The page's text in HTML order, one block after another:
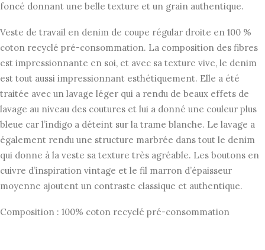
foncé donnant une belle texture et un grain authentique.
Veste de travail en denim de coupe régular droite en 100 %
coton recyclé pré-consommation. La composition des fibres
est impressionnante en soi, et avec sa texture vive, le denim
est tout aussi impressionnant esthétiquement. Elle a été
traitée avec un lavage léger qui a rendu de beaux effets de
lavage au niveau des coutures et lui a donné une couleur plus
bleue car l’indigo a déteint sur la trame blanche. Le lavage a
également rendu une structure marbrée dans tout le denim
qui donne à la veste sa texture très agréable. Les boutons en
cuivre d’inspiration vintage et le fil marron d’épaisseur
moyenne ajoutent un contraste classique et authentique.
Composition : 100% coton recyclé pré-consommation